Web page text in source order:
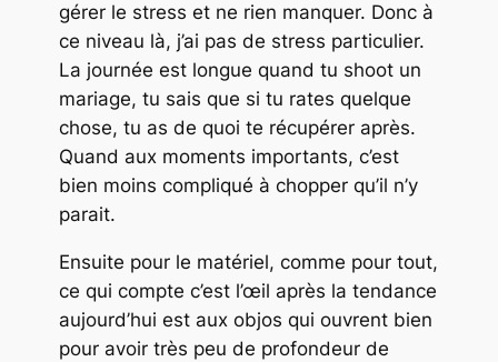
gérer le stress et ne rien manquer. Donc à
ce niveau là, j’ai pas de stress particulier.
La journée est longue quand tu shoot un
mariage, tu sais que si tu rates quelque
chose, tu as de quoi te récupérer après.
Quand aux moments importants, c’est
bien moins compliqué à chopper qu’il n’y
parait.
Ensuite pour le matériel, comme pour tout,
ce qui compte c’est l’œil après la tendance
aujourd’hui est aux objos qui ouvrent bien
pour avoir très peu de profondeur de